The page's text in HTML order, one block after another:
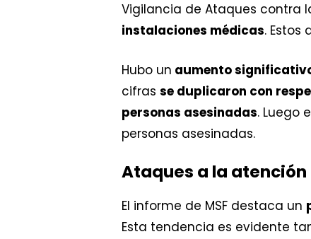
Vigilancia de Ataques contra
instalaciones médicas. Estos
Hubo un aumento
cifras se duplicaron con
personas asesinadas. Luego
personas asesinadas.
Ataques a la
El informe de MSF destaca un
Esta tendencia es evidente